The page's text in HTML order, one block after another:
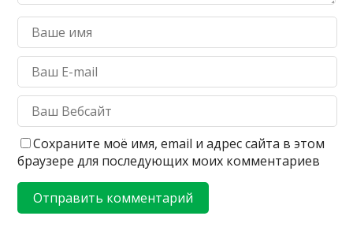
Сохраните моё имя, email и адрес сайта в этом
браузере для последующих моих комментариев